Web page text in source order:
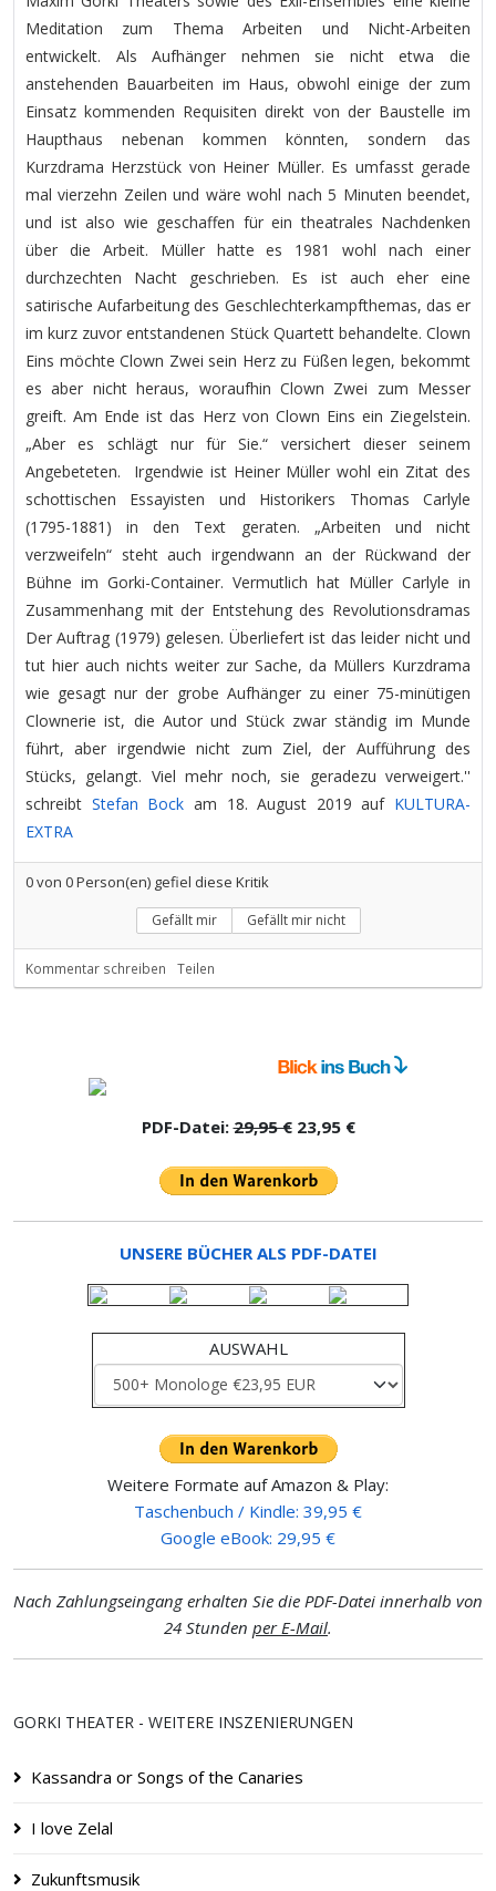
Meditation zum Thema Arbeiten und Nicht-Arbeiten
entwickelt. Als Aufhänger nehmen sie nicht etwa die
anstehenden Bauarbeiten im Haus, obwohl einige der zum
Einsatz kommenden Requisiten direkt von der Baustelle im
Haupthaus nebenan kommen könnten, sondern das
Kurzdrama Herzstück von Heiner Müller. Es umfasst gerade
mal vierzehn Zeilen und wäre wohl nach 5 Minuten beendet,
und ist also wie geschaffen für ein theatrales Nachdenken
über die Arbeit. Müller hatte es 1981 wohl nach einer
durchzechten Nacht geschrieben. Es ist auch eher eine
satirische Aufarbeitung des Geschlechterkampfthemas, das er
im kurz zuvor entstandenen Stück Quartett behandelte. Clown
Eins möchte Clown Zwei sein Herz zu Füßen legen, bekommt
es aber nicht heraus, woraufhin Clown Zwei zum Messer
greift. Am Ende ist das Herz von Clown Eins ein Ziegelstein.
„Aber es schlägt nur für Sie.“ versichert dieser seinem
Angebeteten. Irgendwie ist Heiner Müller wohl ein Zitat des
schottischen Essayisten und Historikers Thomas Carlyle
(1795-1881) in den Text geraten. „Arbeiten und nicht
verzweifeln“ steht auch irgendwann an der Rückwand der
Bühne im Gorki-Container. Vermutlich hat Müller Carlyle in
Zusammenhang mit der Entstehung des Revolutionsdramas
Der Auftrag (1979) gelesen. Überliefert ist das leider nicht und
tut hier auch nichts weiter zur Sache, da Müllers Kurzdrama
wie gesagt nur der grobe Aufhänger zu einer 75-minütigen
Clownerie ist, die Autor und Stück zwar ständig im Munde
führt, aber irgendwie nicht zum Ziel, der Aufführung des
Stücks, gelangt. Viel mehr noch, sie geradezu verweigert.''
schreibt Stefan Bock am 18. August 2019 auf KULTURA-
EXTRA
0von 0Person(en) gefiel diese Kritik
Gefällt mir Gefällt mir nicht
Kommentar schreiben Teilen
PDF-Datei:29,95 €23,95 €
UNSERE BÜCHER ALS PDF-DATEI
AUSWAHL
Weitere Formate auf Amazon & Play:
Taschenbuch / Kindle: 39,95 €
Google eBook: 29,95 €
Nach Zahlungseingang erhalten Sie die PDF-Datei innerhalb von
24 Stunden per E-Mail.
GORKI THEATER - WEITERE INSZENIERUNGEN
Kassandra or Songs of the Canaries
I love Zelal
Zukunftsmusik